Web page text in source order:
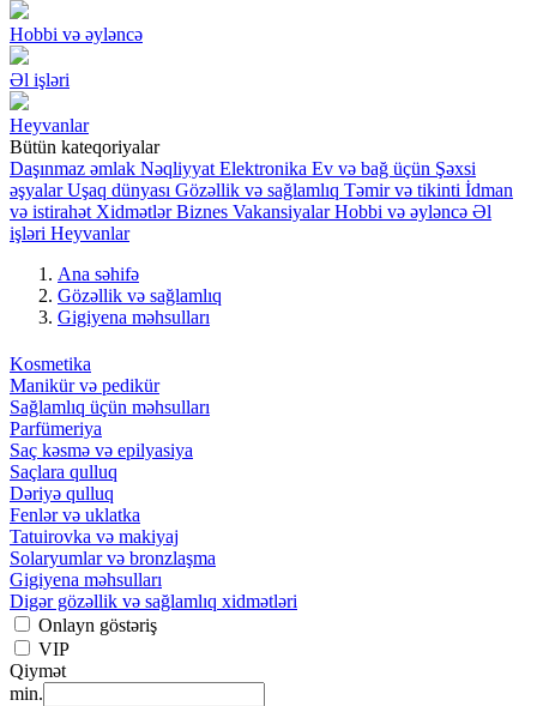
Hobbi və əyləncə
Əl işləri
Heyvanlar
Bütün kateqoriyalar
Daşınmaz əmlak Nəqliyyat Elektronika Ev və bağ üçün Şəxsi
əşyalar Uşaq dünyası Gözəllik və sağlamlıq Təmir və tikinti İdman
və istirahət Xidmətlər Biznes Vakansiyalar Hobbi və əyləncə Əl
işləri Heyvanlar
Ana səhifə
Gözəllik və sağlamlıq
Gigiyena məhsulları
Kosmetika
Manikür və pedikür
Sağlamlıq üçün məhsulları
Parfümeriya
Saç kəsmə və epilyasiya
Saçlara qulluq
Dəriyə qulluq
Fenlər və uklatka
Tatuirovka və makiyaj
Solaryumlar və bronzlaşma
Gigiyena məhsulları
Digər gözəllik və sağlamlıq xidmətləri
Onlayn göstəriş
VIP
Qiymət
min.